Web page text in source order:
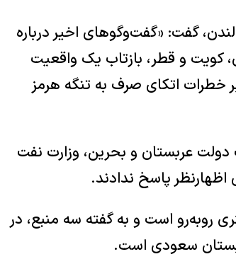
گفت: «گفت‌وگوهای اخیر درباره
کویت و قطر، بازتاب یک واقعیت
خطرات اتکای صرف به تنگه هرمز
دولت عربستان و بحرین، وزارت نفت
پاسخ ندادند.
روبه‌رو است و به گفته سه منبع، در
سعودی است.